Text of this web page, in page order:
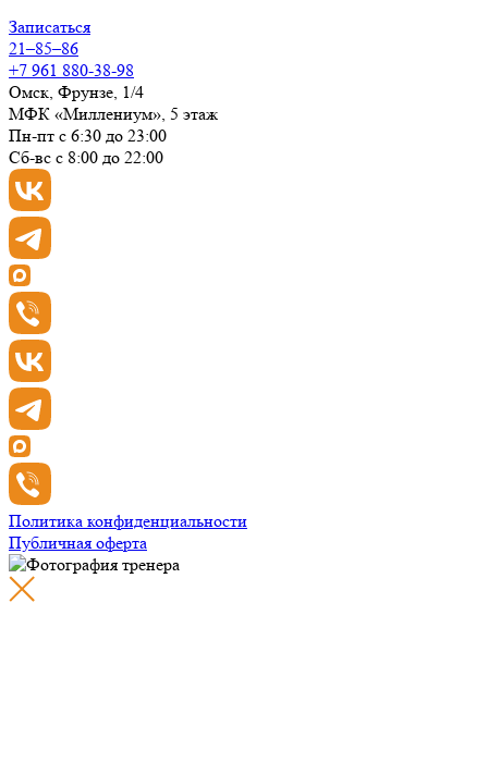
Записаться
21–85–86
+7 961 880-38-98
Омск, Фрунзе, 1/4
МФК «Миллениум», 5 этаж
Пн-пт с 6:30 до 23:00
Сб-вс с 8:00 до 22:00
Политика конфиденциальности
Публичная оферта